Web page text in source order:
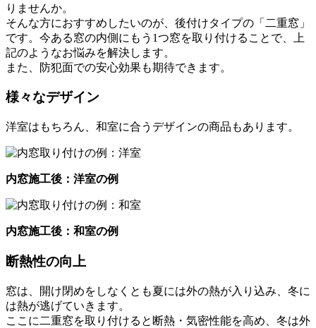
りませんか。
そんな方におすすめしたいのが、後付けタイプの「二重窓」
です。今ある窓の内側にもう1つ窓を取り付けることで、上
記のようなお悩みを解決します。
また、防犯面での安心効果も期待できます。
様々なデザイン
洋室はもちろん、和室に合うデザインの商品もあります。
内窓施工後：洋室の例
内窓施工後：和室の例
断熱性の向上
窓は、開け閉めをしなくとも夏には外の熱が入り込み、冬に
は熱が逃げていきます。
ここに二重窓を取り付けると断熱・気密性能を高め、冬は外